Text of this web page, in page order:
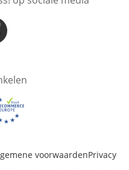
in nieuw venster
nieuw venster
in nieuw venster
voorwaardenPrivacy